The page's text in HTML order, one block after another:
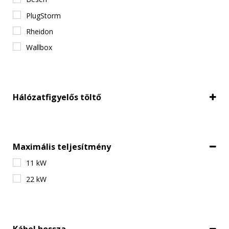
PlugStorm
Rheidon
Wallbox
Hálózatfigyelős töltő
Maximális teljesítmény
11 kW
22 kW